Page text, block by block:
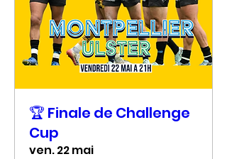
🏆 Finale de Challenge
Cup
ven. 22 mai